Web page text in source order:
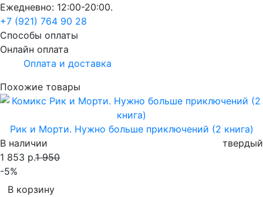
Ежедневно: 12:00-20:00.
+7 (921) 764 90 28
Способы оплаты
Онлайн оплата
Оплата и доставка
Похожие товары
Рик и Морти. Нужно больше приключений (2 книга)
В наличии
твердый
1 853 р.1 950
-5%
В корзину